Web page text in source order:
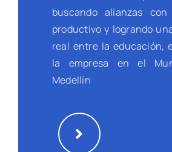
buscando alianzas
productivo y logrando
real entre la educación,
la empresa en el
Medellín